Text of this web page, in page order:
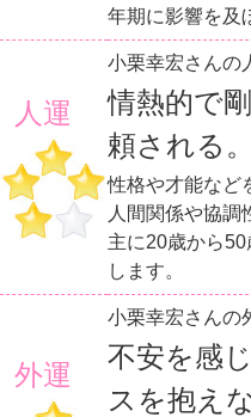
年期に影響を及
人運
小栗幸宏さんの
情熱的で
頼される。
性格や才能など
人間関係や協調
主に20歳から
します。
外運
小栗幸宏さんの
不安を感
スを抱え